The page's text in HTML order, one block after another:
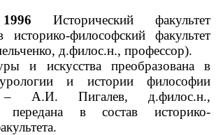
Исторический факультет
историко-философский факультет
д.филос.н., профессор).
и искусства преобразована в
и истории философии
– А.И. Пигалев, д.филос.н.,
в состав историко-